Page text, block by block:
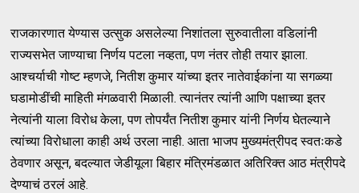
राजकारणात येण्यास उत्सुक असलेल्या निशांतला सुरुवातीला वडिलांनी
राज्यसभेत जाण्याचा निर्णय पटला नव्हता, पण नंतर तोही तयार झाला.
आश्चर्याची गोष्ट म्हणजे, नितीश कुमार यांच्या इतर नातेवाईकांना या सगळ्या
घडामोडींची माहिती मंगळवारी मिळाली. त्यानंतर त्यांनी आणि पक्षाच्या इतर
नेत्यांनी याला विरोध केला, पण तोपर्यंत नितीश कुमार यांनी निर्णय घेतल्याने
त्यांच्या विरोधाला काही अर्थ उरला नाही. आता भाजप मुख्यमंत्रीपद स्वतःकडे
ठेवणार असून, बदल्यात जेडीयूला बिहार मंत्रिमंडळात अतिरिक्त आठ मंत्रीपदे
देण्याचं ठरलं आहे.